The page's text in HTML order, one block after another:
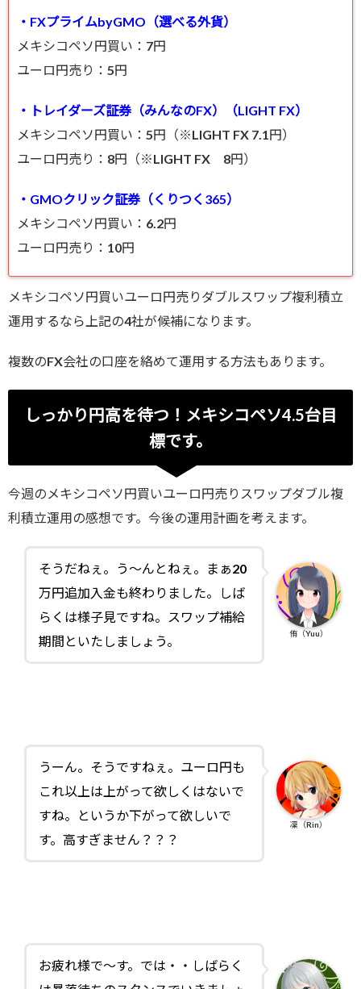
・FXプライムbyGMO（選べる外貨）
メキシコペソ円買い：7円
ユーロ円売り：5円
・トレイダーズ証券（みんなのFX）（LIGHT FX）
メキシコペソ円買い：5円（※LIGHT FX 7.1円）
ユーロ円売り：8円（※LIGHT FX 8円）
・GMOクリック証券（くりつく365）
メキシコペソ円買い：6.2円
ユーロ円売り：10円
メキシコペソ円買いユーロ円売りダブルスワップ複利積立
運用するなら上記の4社が候補になります。
複数のFX会社の口座を絡めて運用する方法もあります。
しっかり円高を待つ！メキシコペソ4.5台目
標です。
今週のメキシコペソ円買いユーロ円売りスワップダブル複
利積立運用の感想です。今後の運用計画を考えます。
そうだねぇ。う～んとねぇ。まぁ20
万円追加入金も終わりました。しば
らくは様子見ですね。スワップ補給
期間といたしましょう。
侑（Yuu）
うーん。そうですねぇ。ユーロ円も
これ以上は上がって欲しくはないで
すね。というか下がって欲しいで
す。高すぎません？？？
凜（Rin）
お疲れ様で～す。では・・しばらく